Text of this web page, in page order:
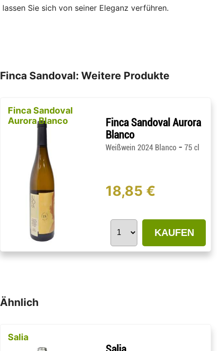
lassen Sie sich von seiner Eleganz verführen.
Finca Sandoval: Weitere Produkte
Finca Sandoval
Aurora Blanco
Finca Sandoval Aurora
Blanco
Weißwein 2024 Blanco -75 cl
18,85 €
KAUFEN
Ähnlich
Salia